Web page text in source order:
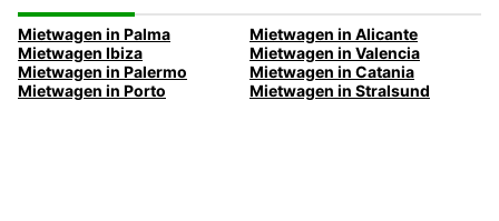
Mietwagen in Palma
Mietwagen in Alicante
Mietwagen Ibiza
Mietwagen in Valencia
Mietwagen in Palermo
Mietwagen in Catania
Mietwagen in Porto
Mietwagen in Stralsund